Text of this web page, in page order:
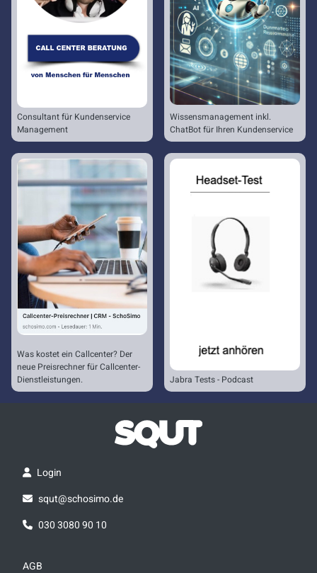
Consultant für Kundenservice
Management
Wissensmanagement inkl.
ChatBot für Ihren Kundenservice
Was kostet ein Callcenter? Der
neue Preisrechner für Callcenter-
Dienstleistungen.
Jabra Tests - Podcast
Login
squt@schosimo.de
030 3080 90 10
AGB